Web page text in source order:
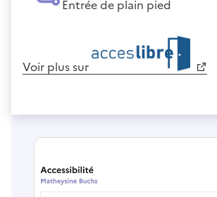
Entrée de plain pied
Voir plus sur